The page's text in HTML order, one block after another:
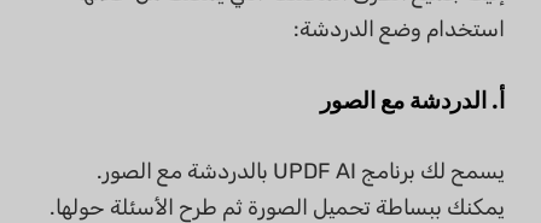
استخدام وضع الدردشة:
أ. الدردشة مع الصور
يسمح لك برنامج UPDF AI بالدردشة مع الصور.
يمكنك ببساطة تحميل الصورة ثم طرح الأسئلة حولها.